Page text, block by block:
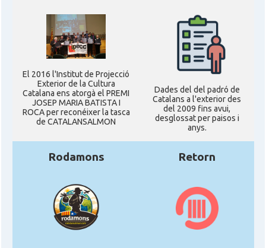
El 2016 l'Institut de Projecció
Exterior de la Cultura
Catalana ens atorgà el PREMI
JOSEP MARIA BATISTA I
ROCA per reconéixer la tasca
de CATALANSALMON
Dades del del padró de
Catalans a l'exterior des
del 2009 fins avui,
desglossat per paisos i
anys.
Rodamons Retorn